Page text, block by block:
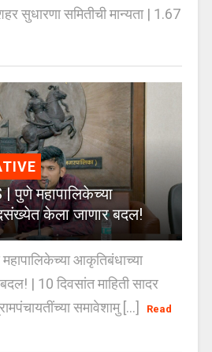
सुधारणा समितीची मान्यता | 1.67
पुणे महापालिकेच्या
केला जाणार बदल!
आकृतिबंधाच्या
| 10 दिवसांत माहिती सादर
समावेशामु [...]
Read